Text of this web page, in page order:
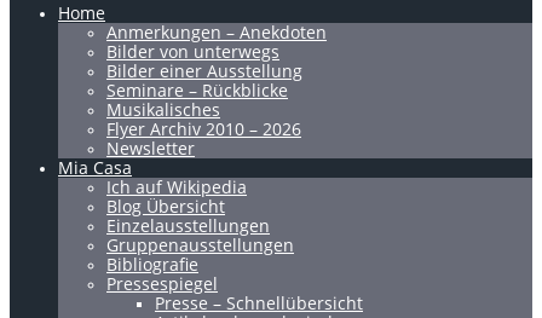
Home
Anmerkungen – Anekdoten
Bilder von unterwegs
Bilder einer Ausstellung
Seminare – Rückblicke
Musikalisches
Flyer Archiv 2010 – 2026
Newsletter
Mia Casa
Ich auf Wikipedia
Blog Übersicht
Einzelausstellungen
Gruppenausstellungen
Bibliografie
Pressespiegel
Presse – Schnellübersicht